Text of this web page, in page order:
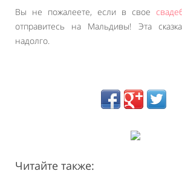
Вы не пожалеете, если в свое
отправитесь на Мальдивы! Эта
надолго.
Читайте также: